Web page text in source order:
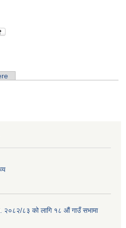
२०८२/८३ को लागि १८ औं गाउँ सभामा